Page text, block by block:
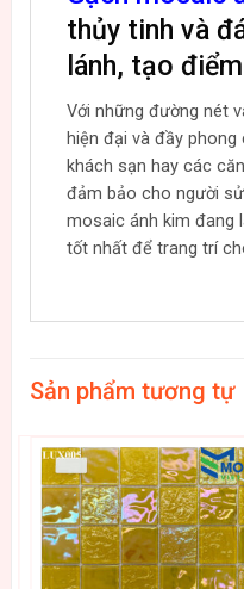
thủy tinh và
lánh, tạo
Với những đường nét
hiện đại và đầy
khách sạn hay các
đảm bảo cho người
mosaic ánh kim đang
tốt nhất để trang trí
Sản phẩm tương tự